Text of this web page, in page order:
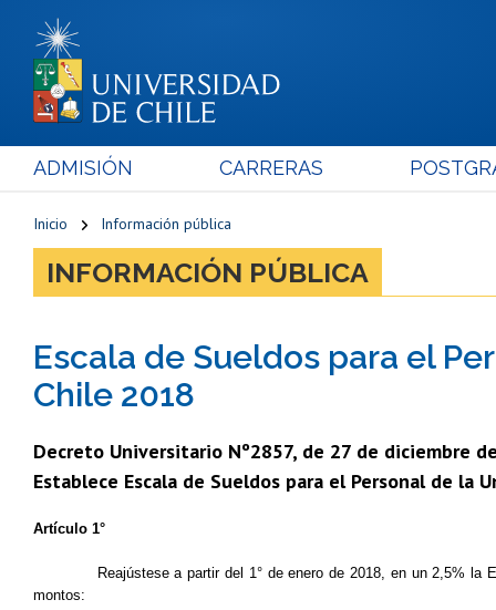
ADMISIÓN CARRERAS
Inicio Información pública
INFORMACIÓN PÚBLICA
Escala de Sueldos para el
Chile 2018
Decreto Universitario Nº2857, de 27 de diciembre
Establece Escala de Sueldos para el Personal de la
Artículo 1°
Reajústese a partir del 1° de enero de 2018, en un 2,5%
montos: